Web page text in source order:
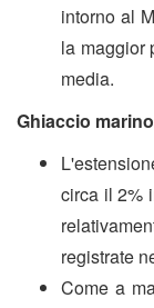
intorno al
la maggior
media.
Ghiaccio
circa il 2%
registrate
Come a